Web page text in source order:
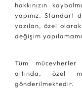
hakkınızın
yapınız. Standart
yazılan, özel
değişim
Tüm
altında, özel
gönderilmektedir.